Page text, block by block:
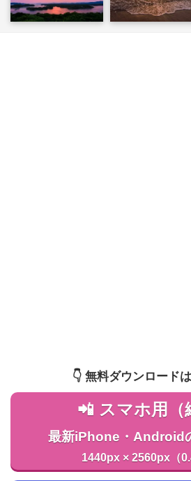
👇️ 無料ダウンロード
📲 スマホ用（
最新iPhone・Android
1440px × 2560px（